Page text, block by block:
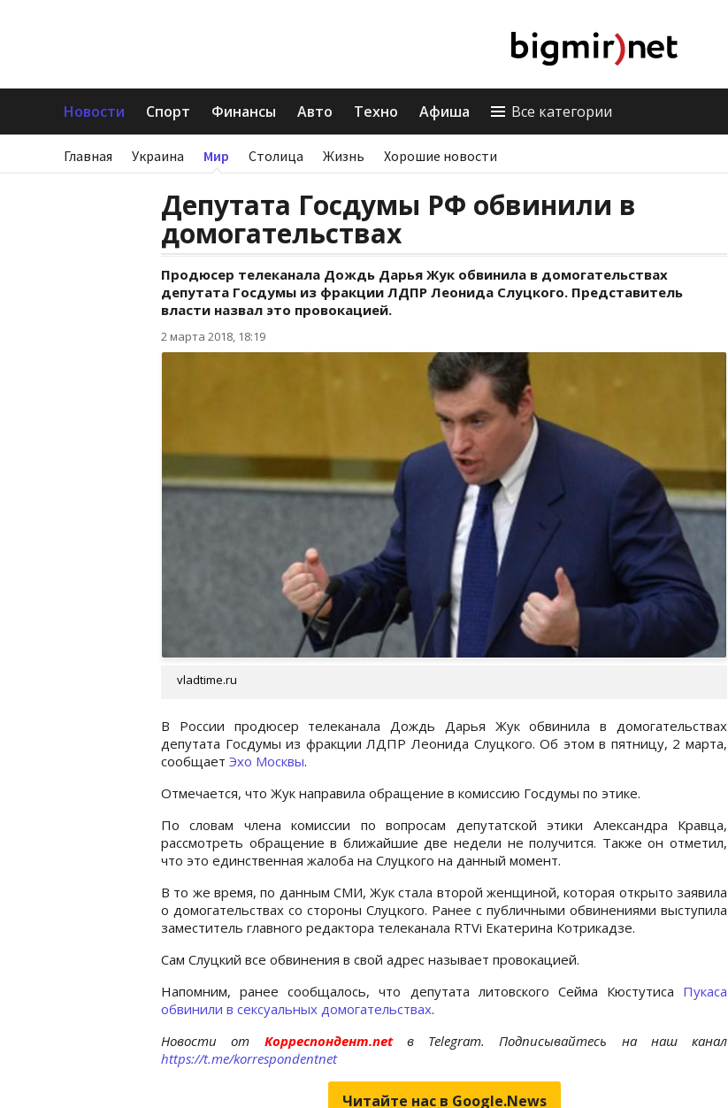
Новости Спорт Финансы Авто Техно Афиша Все категории
Главная Украина Мир Столица Жизнь Хорошие новости
Депутата Госдумы РФ обвинили в
домогательствах
Продюсер телеканала Дождь Дарья Жук обвинила в домогательствах
депутата Госдумы из фракции ЛДПР Леонида Слуцкого. Представитель
власти назвал это провокацией.
2 марта 2018, 18:19
vladtime.ru
В России продюсер телеканала Дождь Дарья Жук обвинила в домогательствах
депутата Госдумы из фракции ЛДПР Леонида Слуцкого. Об этом в пятницу, 2 марта,
сообщает Эхо Москвы.
Отмечается, что Жук направила обращение в комиссию Госдумы по этике.
По словам члена комиссии по вопросам депутатской этики Александра Кравца,
рассмотреть обращение в ближайшие две недели не получится. Также он отметил,
что это единственная жалоба на Слуцкого на данный момент.
В то же время, по данным СМИ, Жук стала второй женщиной, которая открыто заявила
о домогательствах со стороны Слуцкого. Ранее с публичными обвинениями выступила
заместитель главного редактора телеканала RTVi Екатерина Котрикадзе.
Сам Слуцкий все обвинения в свой адрес называет провокацией.
Напомним, ранее сообщалось, что депутата литовского Сейма Кюстутиса Пукаса
обвинили в сексуальных домогательствах.
Новости от Корреспондент.net в Telegram. Подписывайтесь на наш канал
https://t.me/korrespondentnet
Читайте нас в Google.News